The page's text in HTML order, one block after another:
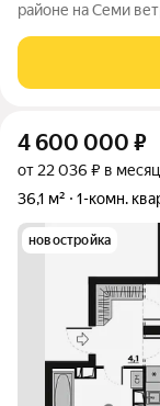
районе на Семи
комнаты: 17,1 +
4 600 000 ₽
от 22 036 ₽ в месяц
36,1 м²
1-комн.
новостройка